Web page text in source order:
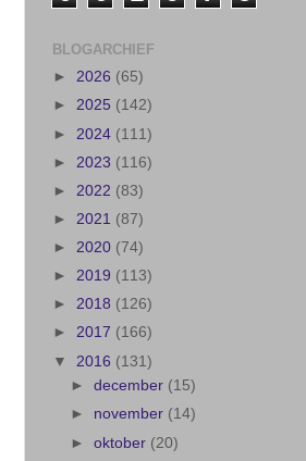
BLOGARCHIEF
► 2026 (65)
► 2025 (142)
► 2024 (111)
► 2023 (116)
► 2022 (83)
► 2021 (87)
► 2020 (74)
► 2019 (113)
► 2018 (126)
► 2017 (166)
▼ 2016 (131)
►december (15)
► november (14)
►oktober (20)